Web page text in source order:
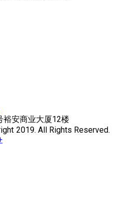
安商业大厦12楼
2019. All Rights Reserved.